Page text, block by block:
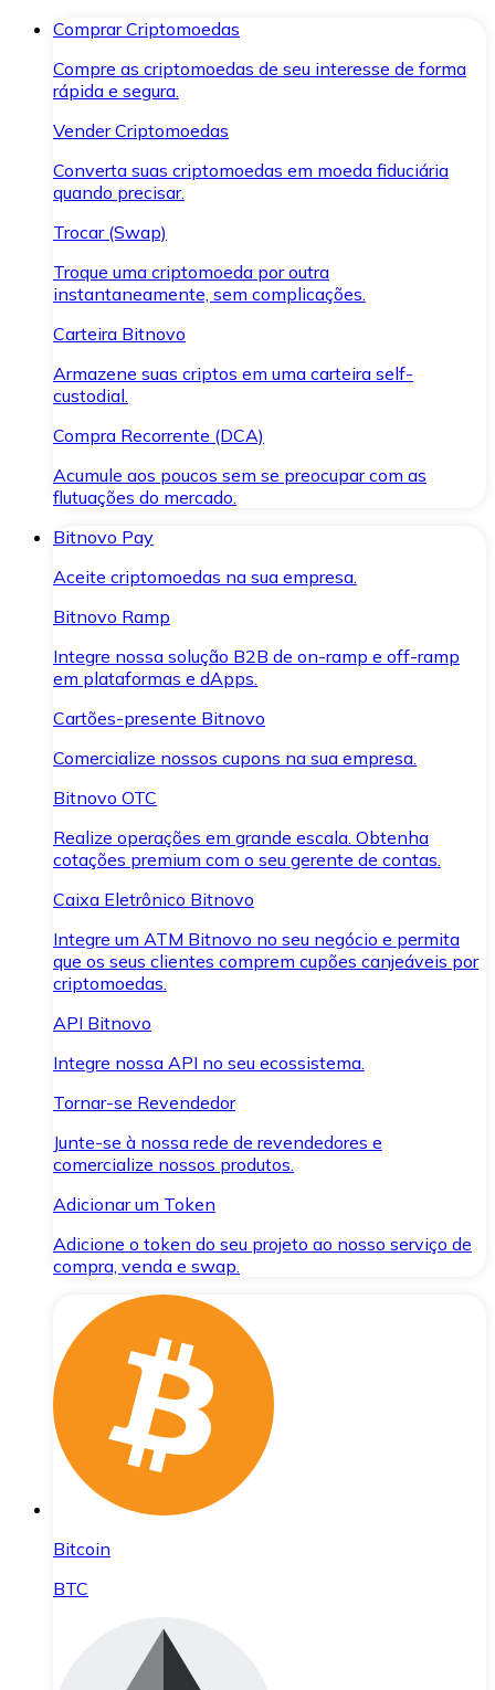
Comprar Criptomoedas
Compre as criptomoedas de seu interesse de forma
rápida e segura.
Vender Criptomoedas
Converta suas criptomoedas em moeda fiduciária
quando precisar.
Trocar (Swap)
Troque uma criptomoeda por outra
instantaneamente, sem complicações.
Carteira Bitnovo
Armazene suas criptos em uma carteira self-
custodial.
Compra Recorrente (DCA)
Acumule aos poucos sem se preocupar com as
flutuações do mercado.
Bitnovo Pay
Aceite criptomoedas na sua empresa.
Bitnovo Ramp
Integre nossa solução B2B de on-ramp e off-ramp
em plataformas e dApps.
Cartões-presente Bitnovo
Comercialize nossos cupons na sua empresa.
Bitnovo OTC
Realize operações em grande escala. Obtenha
cotações premium com o seu gerente de contas.
Caixa Eletrônico Bitnovo
Integre um ATM Bitnovo no seu negócio e permita
que os seus clientes comprem cupões canjeáveis por
criptomoedas.
API Bitnovo
Integre nossa API no seu ecossistema.
Tornar-se Revendedor
Junte-se à nossa rede de revendedores e
comercialize nossos produtos.
Adicionar um Token
Adicione o token do seu projeto ao nosso serviço de
compra, venda e swap.
Bitcoin
BTC